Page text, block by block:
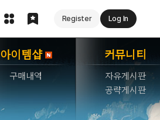
Register Log In
아이템샵
구매내역
커뮤니티
자유게시판
공략게시판